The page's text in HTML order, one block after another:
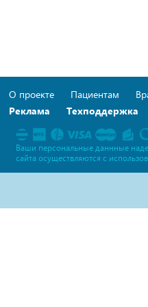
О проекте Пациентам
Реклама
Техподдержка
Ваши персональные даннные
сайта осуществляются c